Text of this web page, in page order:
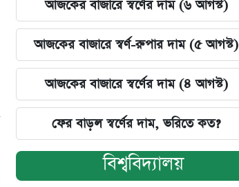
আজকের বাজারে স্বর্ণের দাম (৬ আগস্ট)
আজকের বাজারে স্বর্ণ-রুপার দাম (৫ আগস্ট)
আজকের বাজারে স্বর্ণের দাম (৪ আগস্ট)
ফের বাড়ল স্বর্ণের দাম, ভরিতে কত?
বিশ্ববিদ্যালয়